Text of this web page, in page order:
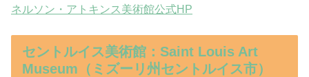
ネルソン・アトキンス美術館公式HP
セントルイス美術館：Saint Louis Art
Museum（ミズーリ州セントルイス市）